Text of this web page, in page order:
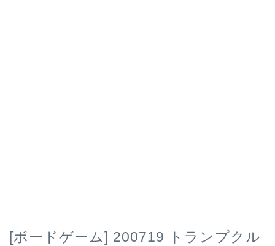
[ボードゲーム] 200719 トランプクル